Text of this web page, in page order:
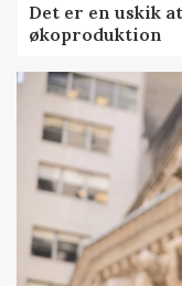
Det er en uskik
økoproduktion